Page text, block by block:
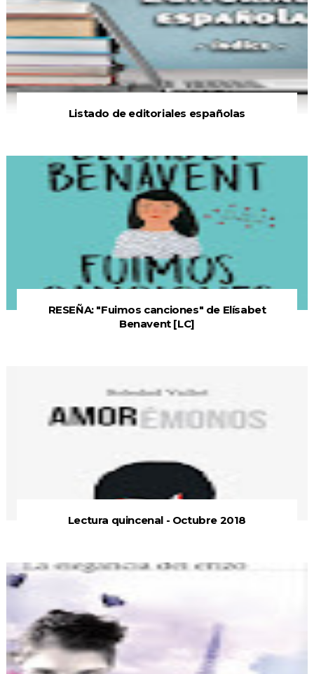
Listado de editoriales españolas
RESEÑA: "Fuimos canciones" de Elísabet
Benavent [LC]
Lectura quincenal - Octubre 2018